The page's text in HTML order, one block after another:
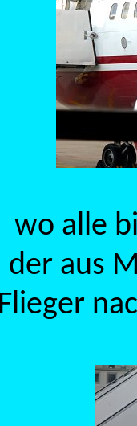
wo alle
der aus